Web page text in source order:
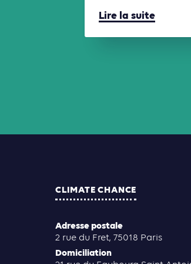
Lire la suite
CLIMATE CHANCE
Adresse postale
2 rue du Fret, 75018 Paris
Domiciliation